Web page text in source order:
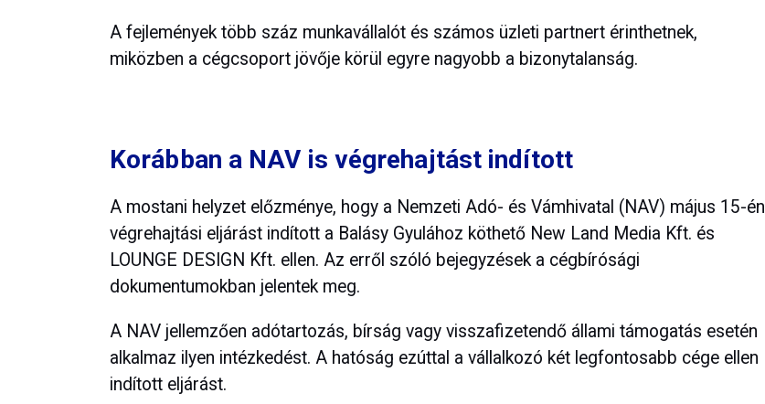
A fejlemények több száz munkavállalót és számos üzleti partnert érinthetnek,
miközben a cégcsoport jövője körül egyre nagyobb a bizonytalanság.
Korábban a NAV is végrehajtást indított
A mostani helyzet előzménye, hogy a Nemzeti Adó- és Vámhivatal (NAV) május 15-én
végrehajtási eljárást indított a Balásy Gyulához köthető New Land Media Kft. és
LOUNGE DESIGN Kft. ellen. Az erről szóló bejegyzések a cégbírósági
dokumentumokban jelentek meg.
A NAV jellemzően adótartozás, bírság vagy visszafizetendő állami támogatás esetén
alkalmaz ilyen intézkedést. A hatóság ezúttal a vállalkozó két legfontosabb cége ellen
indított eljárást.